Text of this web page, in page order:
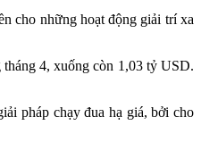
cho những hoạt động giải trí xa
4, xuống còn 1,03 tỷ USD.
pháp chạy đua hạ giá, bởi cho